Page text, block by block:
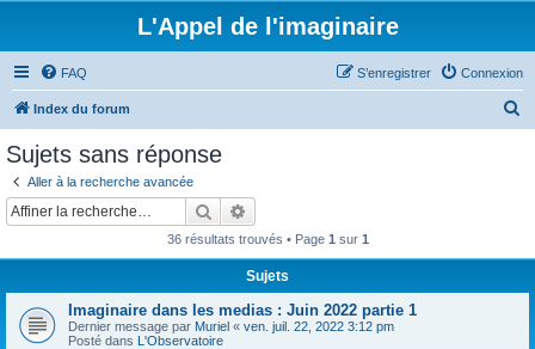
L'Appel de l'imaginaire
FAQ Connexion
S’enregistrer
Index du forum
Sujets sans réponse
Aller à la recherche avancée
Rechercher
36 résultats trouvés • Page 1 sur 1
Sujets
Imaginaire dans les medias : Juin 2022 partie 1
Dernier message par Muriel « ven. juil. 22, 2022 3:12 pm
Posté dans L'Observatoire